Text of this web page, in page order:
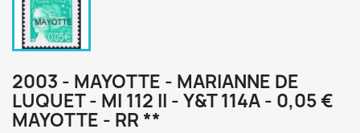
2003 - MAYOTTE - MARIANNE DE
LUQUET - MI 112 II - Y&T 114A - 0,05 €
MAYOTTE - RR **